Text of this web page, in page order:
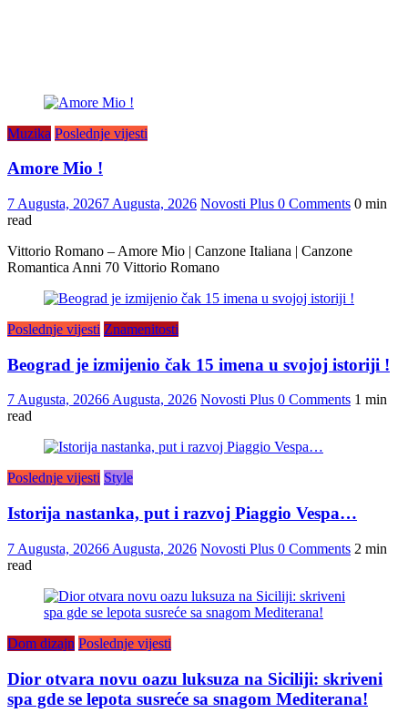
Muzika Poslednje vijesti
Amore Mio !
7 Augusta, 20267 Augusta, 2026 Novosti Plus 0 Comments 0 min
read
Vittorio Romano – Amore Mio | Canzone Italiana | Canzone
Romantica Anni 70 Vittorio Romano
Poslednje vijesti Znamenitosti
Beograd je izmijenio čak 15 imena u svojoj istoriji !
7 Augusta, 20266 Augusta, 2026 Novosti Plus 0 Comments 1 min
read
Poslednje vijesti Style
Istorija nastanka, put i razvoj Piaggio Vespa…
7 Augusta, 20266 Augusta, 2026 Novosti Plus 0 Comments 2 min
read
Dom dizajn Poslednje vijesti
Dior otvara novu oazu luksuza na Siciliji: skriveni
spa gde se lepota susreće sa snagom Mediterana!